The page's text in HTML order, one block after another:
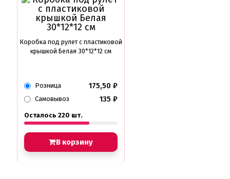
Коробка под рулет с пластиковой
крышкой Белая 30*12*12 см
Розница 175,50 ₽
Самовывоз 135 ₽
Осталось 220 шт.
В корзину